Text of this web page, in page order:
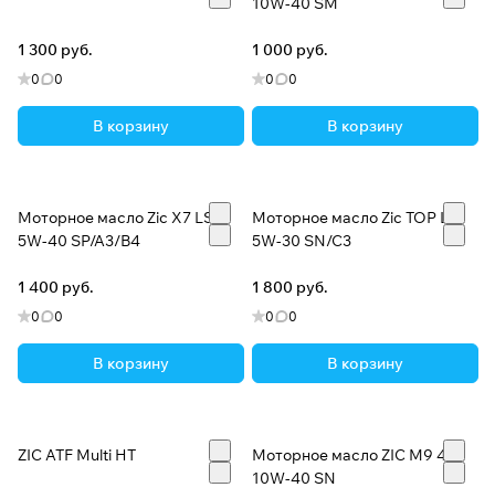
1 300 руб.
0 0
В корзину
1 000 руб.
0 0
В корзину
Моторное масло Zic X7 LS
5W-40 SP/A3/B4
1 400 руб.
0 0
В корзину
Моторное масло Zic TOP LS
5W-30 SN/C3
1 800 руб.
0 0
В корзину
ZIC ATF Multi HT
Моторное масло ZIC M9 4T
10W-40 SN